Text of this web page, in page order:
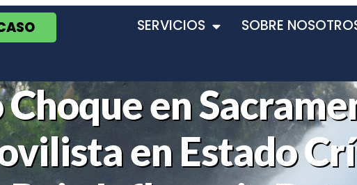
SERVICIOS SOBRE
Choque en
en Estado